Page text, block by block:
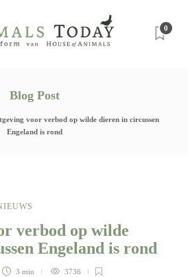
0
Blog Post
voor verbod op wilde dieren in circussen
Engeland is rond
verbod op wilde
Engeland is rond
3 min 3736